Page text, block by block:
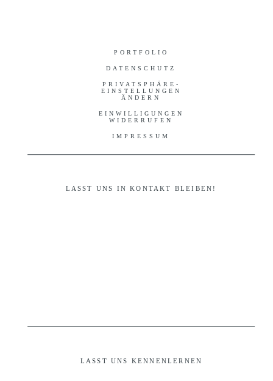
PORTFOLIO
DATENSCHUTZ
PRIVATSPHÄRE-
EINSTELLUNGEN
ÄNDERN
EINWILLIGUNGEN
WIDERRUFEN
IMPRESSUM
LASST UNS KENNENLERNEN
LASST UNS IN KONTAKT BLEIBEN!